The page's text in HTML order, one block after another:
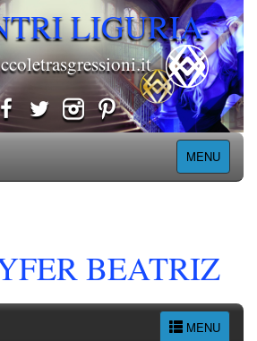
LIGURIA
MENU
BEATRIZ
MENU